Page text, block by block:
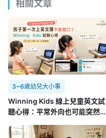
相關文章
3~6歲幼兒大小事
Winning Kids 線上兒童英文試
聽心得：平常外向也可能突然不
實反應